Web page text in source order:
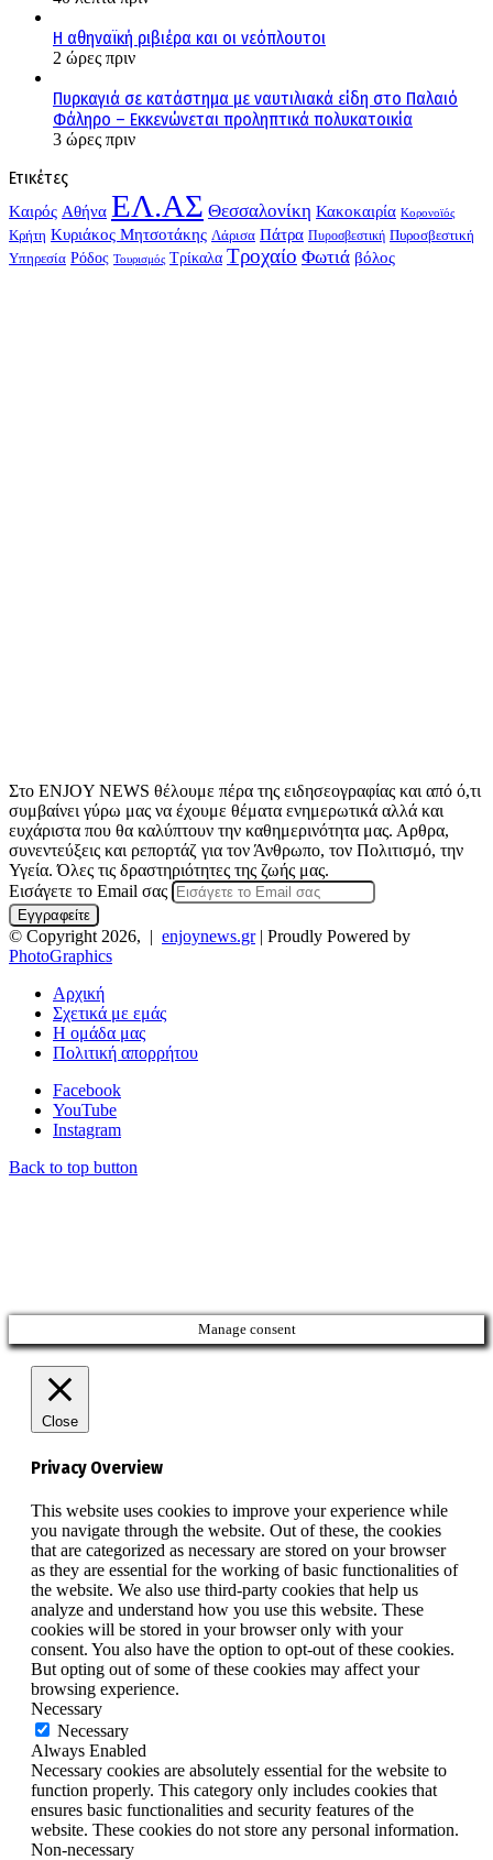
Η αθηναϊκή ριβιέρα και οι νεόπλουτοι
2 ώρες πριν
Πυρκαγιά σε κατάστημα με ναυτιλιακά είδη στο Παλαιό
Φάληρο – Εκκενώνεται προληπτικά πολυκατοικία
3 ώρες πριν
Ετικέτες
Kαιρός Αθήνα ΕΛ.ΑΣ Θεσσαλονίκη Κακοκαιρία Κορονοϊός
Κρήτη Κυριάκος Μητσοτάκης Λάρισα Πάτρα Πυροσβεστική Πυροσβεστική
Υπηρεσία Ρόδος Τουρισμός Τρίκαλα Τροχαίο Φωτιά βόλος
Στο ENJOY NEWS θέλουμε πέρα της ειδησεογραφίας και από ό,τι
συμβαίνει γύρω μας να έχουμε θέματα ενημερωτικά αλλά και
ευχάριστα που θα καλύπτουν την καθημερινότητα μας. Αρθρα,
συνεντεύξεις και ρεπορτάζ για τον Άνθρωπο, τον Πολιτισμό, την
Υγεία. Όλες τις δραστηριότητες της ζωής μας.
Εισάγετε το Email σας
© Copyright 2026, | enjoynews.gr| Proudly Powered by
PhotoGraphics
Αρχική
Σχετικά με εμάς
Η ομάδα μας
Πολιτική απορρήτου
Facebook
YouTube
Instagram
Back to top button
Manage consent
Close
Privacy Overview
This website uses cookies to improve your experience while
you navigate through the website. Out of these, the cookies
that are categorized as necessary are stored on your browser
as they are essential for the working of basic functionalities of
the website. We also use third-party cookies that help us
analyze and understand how you use this website. These
cookies will be stored in your browser only with your
consent. You also have the option to opt-out of these cookies.
But opting out of some of these cookies may affect your
browsing experience.
Necessary
Necessary
Always Enabled
Necessary cookies are absolutely essential for the website to
function properly. This category only includes cookies that
ensures basic functionalities and security features of the
website. These cookies do not store any personal information.
Non-necessary